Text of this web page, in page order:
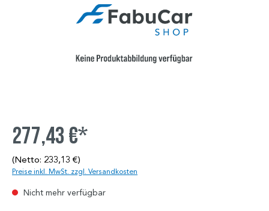
277,43 €*
(Netto: 233,13 €)
Preise inkl. MwSt. zzgl. Versandkosten
Nicht mehr verfügbar